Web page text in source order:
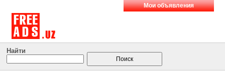
Мои объявления
Найти